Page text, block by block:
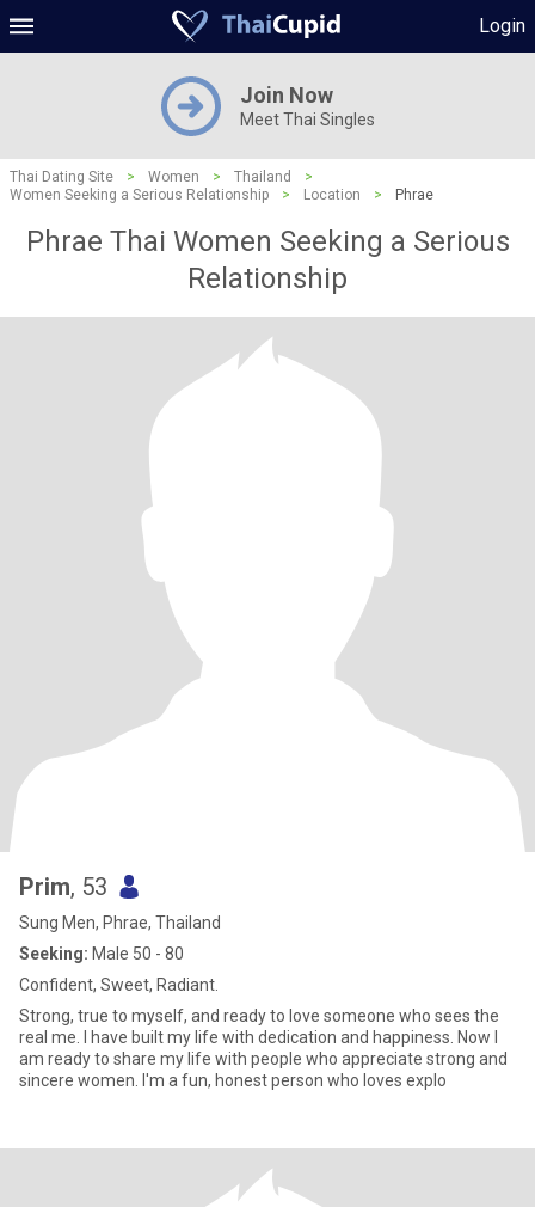
Login
Join Now
Meet Thai Singles
Thai Dating Site > Women > Thailand
>
Women Seeking a Serious Relationship
> Location > Phrae
Phrae Thai Women Seeking a Serious
Relationship
Prim, 53
Sung Men, Phrae, Thailand
Seeking: Male 50 - 80
Confident, Sweet, Radiant.
Strong, true to myself, and ready to love someone who sees the
real me. I have built my life with dedication and happiness. Now I
am ready to share my life with people who appreciate strong and
sincere women. I'm a fun, honest person who loves explo